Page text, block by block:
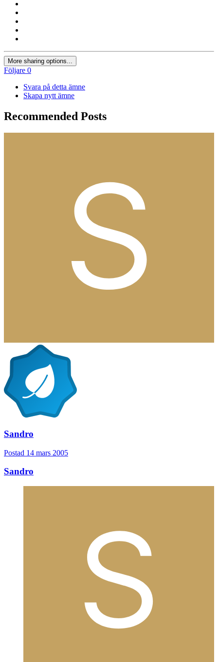
More sharing options...
Följare 0
Svara på detta ämne
Skapa nytt ämne
Recommended Posts
Sandro
Postad 14 mars 2005
Sandro